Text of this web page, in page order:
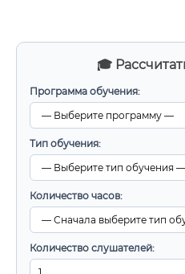
🎓
Программа обучения:
Тип обучения:
Количество часов:
Количество слушателей: